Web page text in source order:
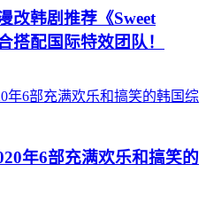
改韩剧推荐《Sweet
搭配国际特效团队！
年6部充满欢乐和搞笑的